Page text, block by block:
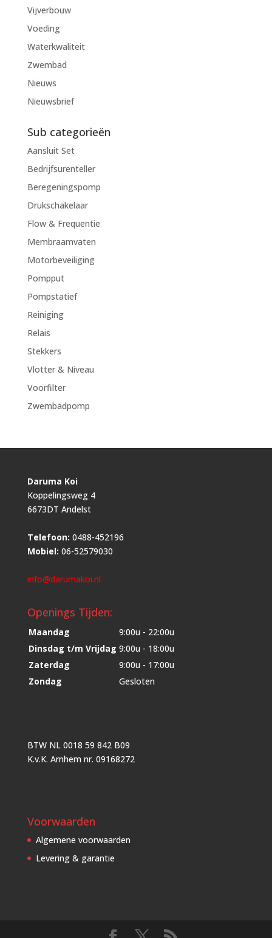
Vijverbouw
Voeding
Waterkwaliteit
Zwembad
Nieuws
Nieuwsbrief
Sub categorieën
Aansluit Set
Bedrijfsurenteller
Beregeningspomp
Drukschakelaar
Flow & Frequentie
Membraamvaten
Motorbeveiliging
Pompput
Pompstatief
Reiniging
Relais
Stekkers
Vlotter & Niveau
Voorfilter
Zwembadpomp
Daruma Koi
Koppelingsweg 4
6673DT Andelst
Telefoon: 0488-452196
Mobiel: 06-52579030
info@darumakoi.nl
Openings Tijden:
Maandag
9:00u - 22:00u
Dinsdag t/m Vrijdag 9:00u - 18:00u
Zaterdag
9:00u - 17:00u
Zondag
Gesloten
BTW NL 0018 59 842 B09
K.v.K. Arnhem nr. 09168272
Voorwaarden
Algemene voorwaarden
Levering & garantie